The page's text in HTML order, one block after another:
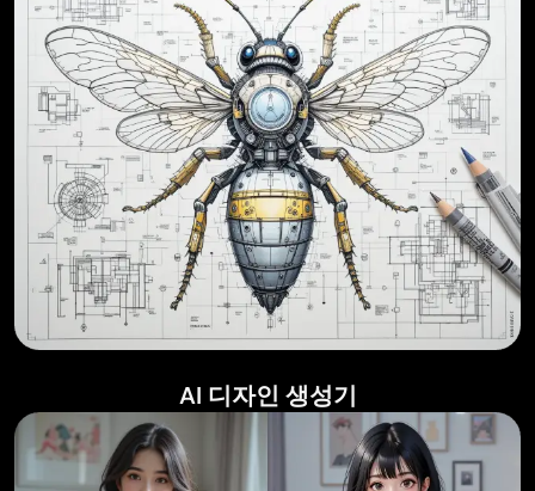
AI 디자인 생성기